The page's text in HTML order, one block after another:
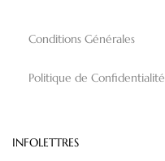
Conditions Générales
Politique de Confidentialité
INFOLETTRES